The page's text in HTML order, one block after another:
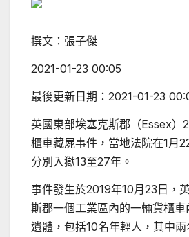
撰文： 張子傑
2021-01-23 00:05
最後更新日期： 2021-01-23
英國東部埃塞克斯郡（Essex）
櫃車藏屍事件，當地法院在1月
分別入獄13至27年。
事件發生於2019年10月23日，
斯郡一個工業區內的一輛貨櫃
遺體，包括10名年輕人，其中兩